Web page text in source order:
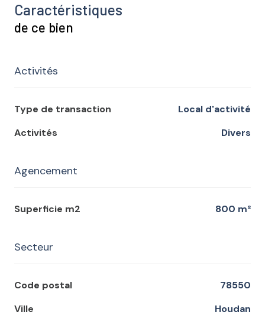
Caractéristiques
de ce bien
Activités
Type de transaction
Local d'activité
Activités
Divers
Agencement
Superficie m2 800 m²
Secteur
Code postal
78550
Ville
Houdan